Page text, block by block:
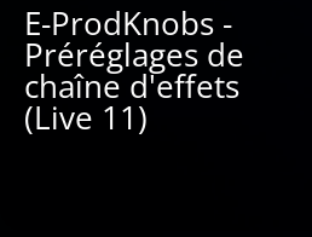
E-ProdKnobs -
Préréglages de
chaîne d'effets
(Live 11)